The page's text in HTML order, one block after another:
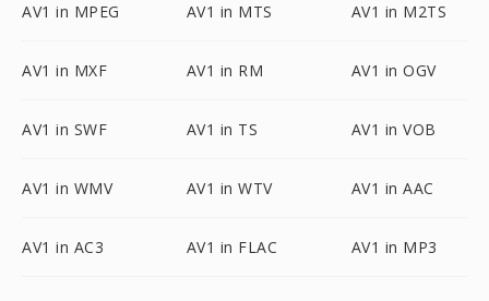
AV1 in MPEG AV1 in MTS AV1 in M2TS
AV1 in MXF AV1 in RM AV1 in OGV
AV1 in SWF AV1 in TS AV1 in VOB
AV1 in WMV AV1 in WTV AV1 in AAC
AV1 in AC3 AV1 in FLAC AV1 in MP3